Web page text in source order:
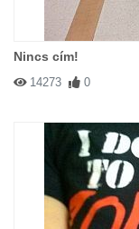
Nincs cím!
14273 0